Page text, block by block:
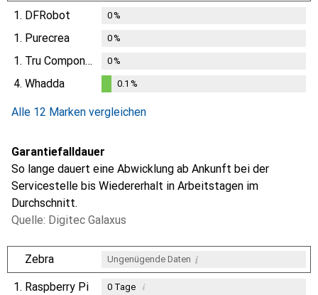
1. DFRobot 0%
1. Purecrea 0%
1. Tru Components 0%
4. Whadda 0.1 %
Alle 12 Marken vergleichen
Garantiefalldauer
So lange dauert eine Abwicklung ab Ankunft bei der
Servicestelle bis Wiedererhalt in Arbeitstagen im
Durchschnitt.
Quelle: Digitec Galaxus
Zebra Ungenügende Daten i
1. Raspberry Pi 0Tage i